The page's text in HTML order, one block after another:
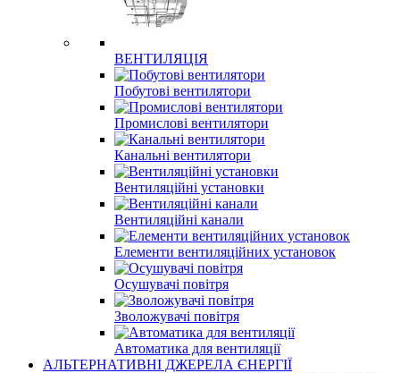
ВЕНТИЛЯЦІЯ
Побутові вентилятори
Промислові вентилятори
Канальні вентилятори
Вентиляційні установки
Вентиляційні канали
Елементи вентиляційних установок
Осушувачі повітря
Зволожувачі повітря
Автоматика для вентиляції
АЛЬТЕРНАТИВНІ ДЖЕРЕЛА ЄНЕРГІЇ